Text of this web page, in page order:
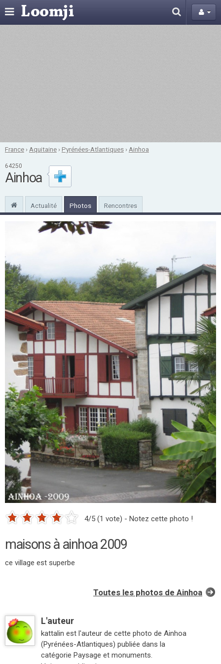
France › Aquitaine ›Pyrénées-Atlantiques › Ainhoa
64250
Ainhoa
Actualité Photos Rencontres
4/5 (1 vote) - Notez cette photo !
maisons à ainhoa 2009
ce village est superbe
Toutes les photos de Ainhoa
L'auteur
kattalin est l'auteur de cette photo de Ainhoa
(Pyrénées-Atlantiques) publiée dans la
catégorie Paysage et monuments.